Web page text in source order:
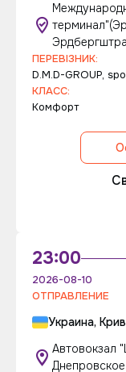
ПЕРЕВІЗНИК:
D.M.D-GROUP,
КЛАСС:
Комфорт
23:00
2026-08-10
ОТПРАВЛЕНИЕ
Украина,
Автовокзал